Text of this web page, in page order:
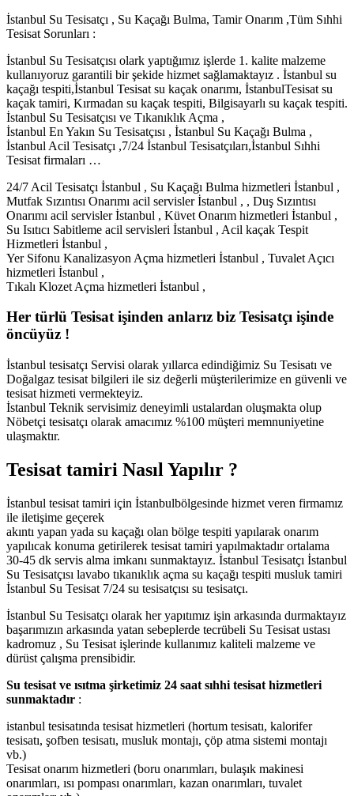
İstanbul Su Tesisatçı , Su Kaçağı Bulma, Tamir Onarım ,Tüm Sıhhi
Tesisat Sorunları :
İstanbul Su Tesisatçısı olark yaptığımız işlerde 1. kalite malzeme
kullanıyoruz garantili bir şekide hizmet sağlamaktayız . İstanbul su
kaçağı tespiti,İstanbul Tesisat su kaçak onarımı, İstanbulTesisat su
kaçak tamiri, Kırmadan su kaçak tespiti, Bilgisayarlı su kaçak tespiti.
İstanbul Su Tesisatçısı ve Tıkanıklık Açma ,
İstanbul En Yakın Su Tesisatçısı , İstanbul Su Kaçağı Bulma ,
İstanbul Acil Tesisatçı ,7/24 İstanbul Tesisatçıları,İstanbul Sıhhi
Tesisat firmaları …
24/7 Acil Tesisatçı İstanbul , Su Kaçağı Bulma hizmetleri İstanbul ,
Mutfak Sızıntısı Onarımı acil servisler İstanbul , , Duş Sızıntısı
Onarımı acil servisler İstanbul , Küvet Onarım hizmetleri İstanbul ,
Su Isıtıcı Sabitleme acil servisleri İstanbul , Acil kaçak Tespit
Hizmetleri İstanbul ,
Yer Sifonu Kanalizasyon Açma hizmetleri İstanbul , Tuvalet Açıcı
hizmetleri İstanbul ,
Tıkalı Klozet Açma hizmetleri İstanbul ,
Her türlü Tesisat işinden anlarız biz Tesisatçı işinde
öncüyüz !
İstanbul tesisatçı Servisi olarak yıllarca edindiğimiz Su Tesisatı ve
Doğalgaz tesisat bilgileri ile siz değerli müşterilerimize en güvenli ve
tesisat hizmeti vermekteyiz.
İstanbul Teknik servisimiz deneyimli ustalardan oluşmakta olup
Nöbetçi tesisatçı olarak amacımız %100 müşteri memnuniyetine
ulaşmaktır.
Tesisat tamiri Nasıl Yapılır ?
İstanbul tesisat tamiri için İstanbulbölgesinde hizmet veren firmamız
ile iletişime geçerek
akıntı yapan yada su kaçağı olan bölge tespiti yapılarak onarım
yapılıcak konuma getirilerek tesisat tamiri yapılmaktadır ortalama
30-45 dk servis alma imkanı sunmaktayız. İstanbul Tesisatçı İstanbul
Su Tesisatçısı lavabo tıkanıklık açma su kaçağı tespiti musluk tamiri
İstanbul Su Tesisat 7/24 su tesisatçısı su tesisatçı.
İstanbul Su Tesisatçı olarak her yapıtımız işin arkasında durmaktayız
başarımızın arkasında yatan sebeplerde tecrübeli Su Tesisat ustası
kadromuz , Su Tesisat işlerinde kullanımız kaliteli malzeme ve
dürüst çalışma prensibidir.
Su tesisat ve ısıtma şirketimiz 24 saat sıhhi tesisat hizmetleri
sunmaktadır :
istanbul tesisatında tesisat hizmetleri (hortum tesisatı, kalorifer
tesisatı, şofben tesisatı, musluk montajı, çöp atma sistemi montajı
vb.)
Tesisat onarım hizmetleri (boru onarımları, bulaşık makinesi
onarımları, ısı pompası onarımları, kazan onarımları, tuvalet